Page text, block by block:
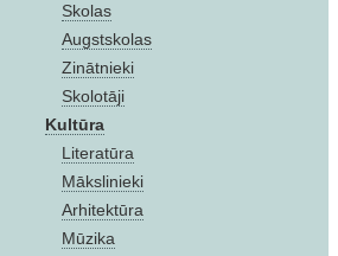
Skolas
Augstskolas
Zinātnieki
Skolotāji
Kultūra
Literatūra
Mākslinieki
Arhitektūra
Mūzika